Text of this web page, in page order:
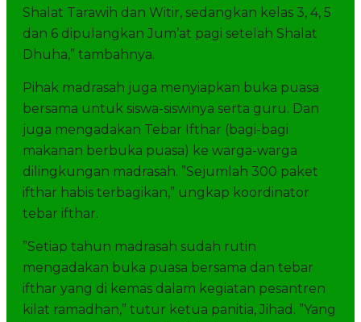
Shalat Tarawih dan Witir, sedangkan kelas 3, 4, 5
dan 6 dipulangkan Jum’at pagi setelah Shalat
Dhuha,” tambahnya.
Pihak madrasah juga menyiapkan buka puasa
bersama untuk siswa-siswinya serta guru. Dan
juga mengadakan Tebar Ifthar (bagi-bagi
makanan berbuka puasa) ke warga-warga
dilingkungan madrasah. ”Sejumlah 300 paket
ifthar habis terbagikan,” ungkap koordinator
tebar ifthar.
”Setiap tahun madrasah sudah rutin
mengadakan buka puasa bersama dan tebar
ifthar yang di kemas dalam kegiatan pesantren
kilat ramadhan,” tutur ketua panitia, Jihad. ”Yang